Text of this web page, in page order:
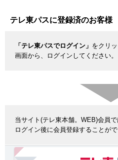
テレ東パスに登録済のお客様
「テレ東パスでログイン」 をクリ
画面から、ログインしてください。
当サイト(テレ東本舗。WEB)会員
ログイン後に会員登録することがで